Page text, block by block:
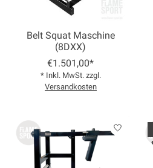
Belt Squat Maschine
(8DXX)
€1.501,00*
* Inkl. MwSt. zzgl.
Versandkosten